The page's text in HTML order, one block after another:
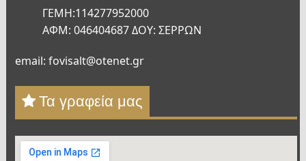
ΓΕΜΗ:114277952000
ΑΦΜ: 046404687 ΔΟΥ: ΣΕΡΡΩΝ
email: fovisalt@otenet.gr
Τα γραφεία μας